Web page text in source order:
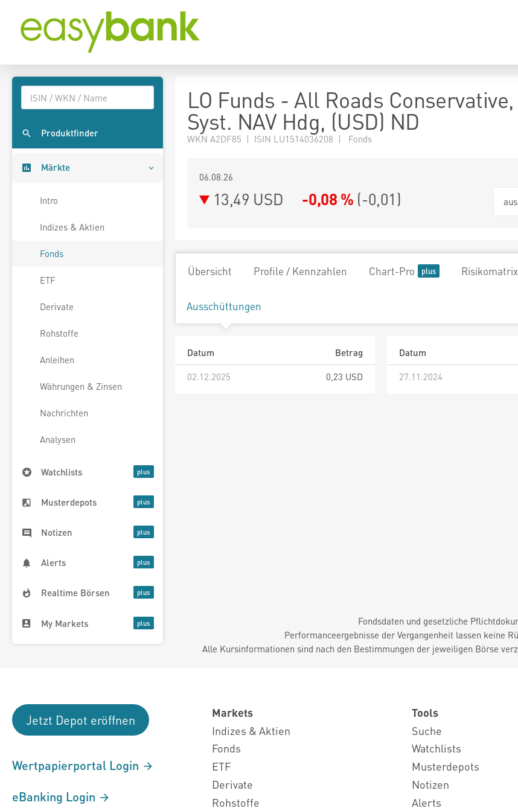
Produktfinder
Märkte
Intro
Indizes & Aktien
Fonds
ETF
Derivate
Rohstoffe
Anleihen
Währungen & Zinsen
Nachrichten
Analysen
Watchlists
Musterdepots
Notizen
Alerts
Realtime Börsen
My Markets
LO Funds - All Roads Conservative,
Syst. NAV Hdg, (USD) ND
WKN A2DF85 | ISIN LU1514036208 | Fonds
06.08.26
13,49 USD -0,08 % (-0,01)
Übersicht Profile / Kennzahlen Chart-Pro Risikomatrix
Ausschüttungen
Datum
Betrag
02.12.2025
0,23 USD
Datum
27.11.2024
Fondsdaten und gesetzliche
Performanceergebnisse der Vergangenheit lassen keine
Alle Kursinformationen sind nach den Bestimmungen der jeweiligen Börse
Jetzt Depot eröffnen
Wertpapierportal Login
eBanking Login
Markets
Indizes & Aktien
Fonds
ETF
Derivate
Rohstoffe
Tools
Suche
Watchlists
Musterdepots
Notizen
Alerts